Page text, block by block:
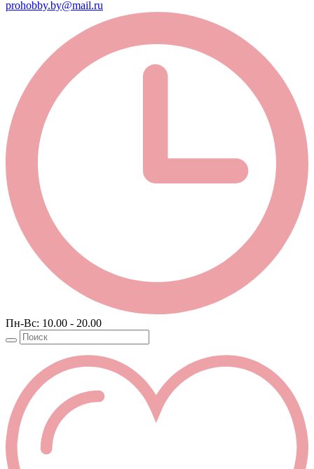
prohobby.by@mail.ru
Пн-Вс: 10.00 - 20.00